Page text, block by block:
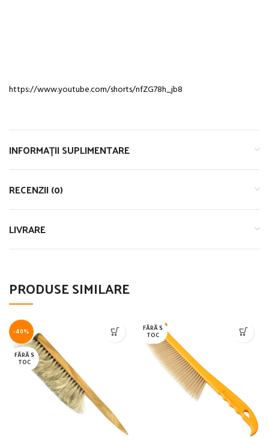
https://www.youtube.com/shorts/nfZG78h_jb8
INFORMAȚII SUPLIMENTARE
RECENZII (0)
LIVRARE
PRODUSE SIMILARE
-40%
FĂRĂ S
TOC
FĂRĂ S
TOC